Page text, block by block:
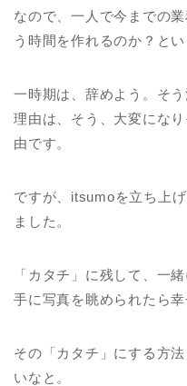
なので、一人で今までの
う時間を作れるのか？と
一時期は、辞めよう。そう
理由は、そう、大変にな
由です。
ですが、itsumoを立ち上
ました。
「カタチ」に残して、一
手に写真を眺められたら幸
その「カタチ」にする方
いなと。